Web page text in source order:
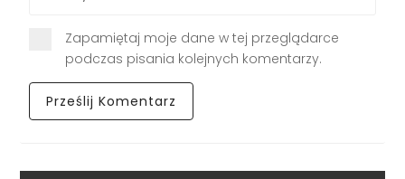
Zapamiętaj moje dane w tej przeglądarce
podczas pisania kolejnych komentarzy.